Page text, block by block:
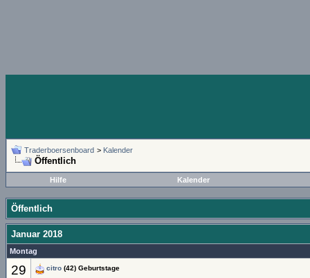
Traderboersenboard > Kalender
Öffentlich
Hilfe Kalender
Öffentlich
Januar 2018
Montag
29 citro (42) Geburtstage